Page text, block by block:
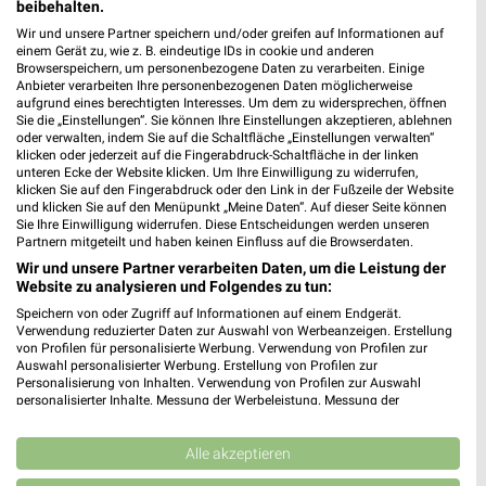
52,2 km
Wohnen Spezial
Gültig bis Fr. 14.08.
52,2 km
Dieter Knoll
Gültig bis Fr. 14.08.
Kaufland REWE
beibehalten.
Wir und unsere Partner speichern und/oder greifen auf Informationen auf
einem Gerät zu, wie z. B. eindeutige IDs in cookie und anderen
Browserspeichern, um personenbezogene Daten zu verarbeiten. Einige
Anbieter verarbeiten Ihre personenbezogenen Daten möglicherweise
aufgrund eines berechtigten Interesses. Um dem zu widersprechen, öffnen
Sie die „Einstellungen“. Sie können Ihre Einstellungen akzeptieren, ablehnen
oder verwalten, indem Sie auf die Schaltfläche „Einstellungen verwalten“
klicken oder jederzeit auf die Fingerabdruck-Schaltfläche in der linken
unteren Ecke der Website klicken. Um Ihre Einwilligung zu widerrufen,
klicken Sie auf den Fingerabdruck oder den Link in der Fußzeile der Website
und klicken Sie auf den Menüpunkt „Meine Daten“. Auf dieser Seite können
Sie Ihre Einwilligung widerrufen. Diese Entscheidungen werden unseren
Partnern mitgeteilt und haben keinen Einfluss auf die Browserdaten.
Wir und unsere Partner verarbeiten Daten, um die Leistung der
Website zu analysieren und Folgendes zu tun:
Speichern von oder Zugriff auf Informationen auf einem Endgerät.
Verwendung reduzierter Daten zur Auswahl von Werbeanzeigen. Erstellung
von Profilen für personalisierte Werbung. Verwendung von Profilen zur
Auswahl personalisierter Werbung. Erstellung von Profilen zur
Personalisierung von Inhalten. Verwendung von Profilen zur Auswahl
personalisierter Inhalte. Messung der Werbeleistung. Messung der
Kombinationen von Daten aus verschiedenen Quellen. Entwicklung und
Verbesserung der Angebote. Verwendung reduzierter Daten zur Auswahl
von Inhalten.
Alle akzeptieren